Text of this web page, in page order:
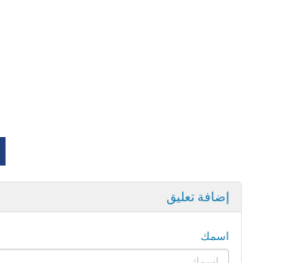
إضافة تعليق
اسمك